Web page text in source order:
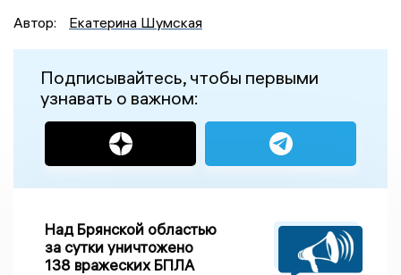
Автор:
Екатерина Шумская
Подписывайтесь, чтобы первыми
узнавать о важном:
Над Брянской областью
за сутки уничтожено
138 вражеских БПЛА